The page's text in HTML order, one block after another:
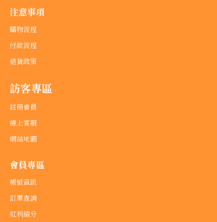
注意事項
購物流程
付款流程
退貨政策
訪客專區
註冊會員
線上客服
網站地圖
會員專區
帳號資訊
訂單查詢
紅利績分